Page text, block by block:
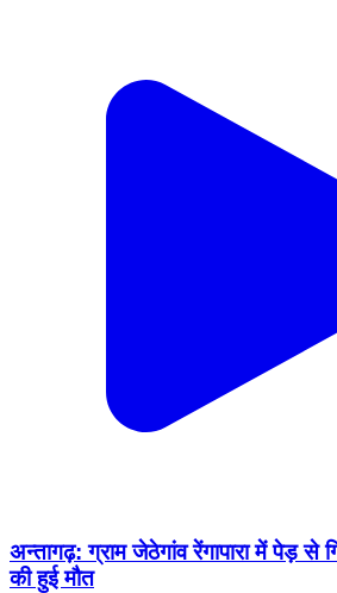
अन्तागढ़: ग्राम जेठेगांव रेंगापारा में पेड़ से
की हुई मौत